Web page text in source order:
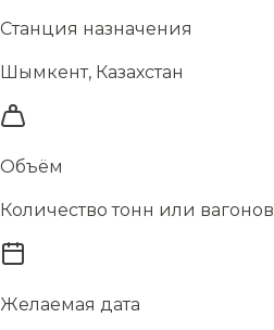
Станция назначения
Шымкент, Казахстан
Объём
Количество тонн или вагонов
Желаемая дата